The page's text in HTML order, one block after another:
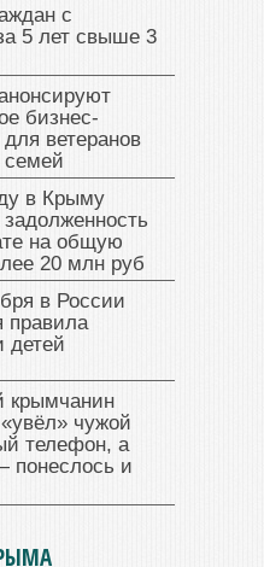
с
5 лет свыше 3
бизнес-
ветеранов
в Крыму
на общую
20 млн руб
в России
правила
детей
крымчанин
чужой
телефон, а
и